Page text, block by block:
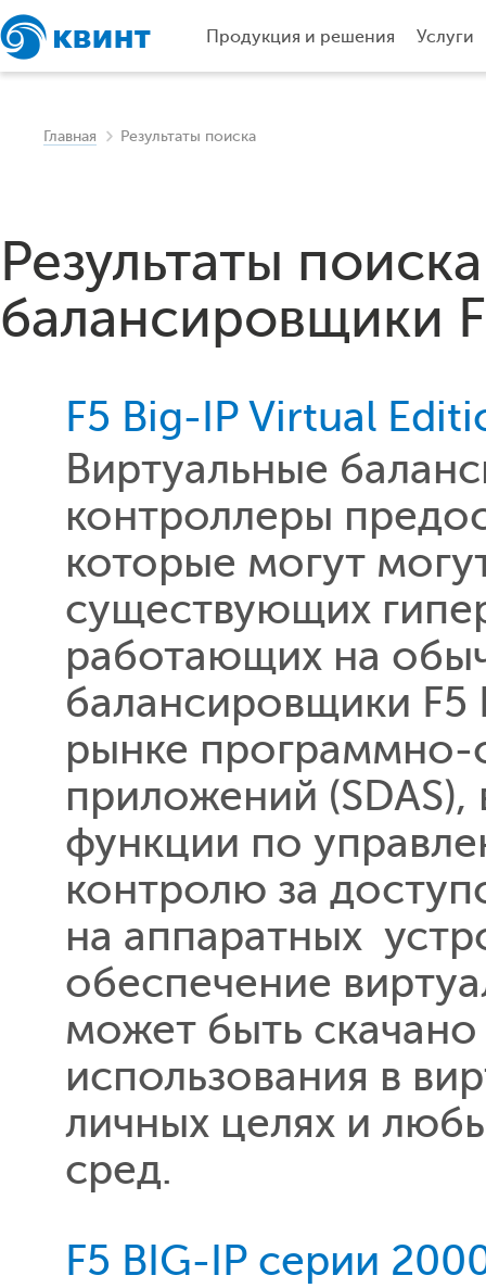
Продукция и решения Услуги
Главная Результаты поиска
Результаты
балансировщики
F5 Big-IP Virtual
Виртуальные
контроллеры
которые могут
существующих
работающих на
балансировщики F5
рынке
приложений
функции по
контролю за
на аппаратных
обеспечение
может быть
использования в
личных целях и
сред.
F5 BIG-IP серии